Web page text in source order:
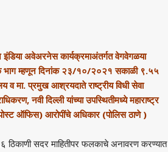
इंडिया अवेअरनेस कार्यक्रमाअंतर्गत वेगवेगळया
भाग म्हणून दिनांक २३/१०/२०२१ सकाळी ९.५५
व मा. प्रमुख आश्रयदाते राष्ट्रीय विधी सेवा
नवी दिल्ली यांच्या उपस्थितीमध्ये महाराष्ट्र
ऑफिस) आरोपींचे अधिकार (पोलिस ठाणे )
ठिकाणी सदर माहितीपर फलकाचे अनावरण करण्यात